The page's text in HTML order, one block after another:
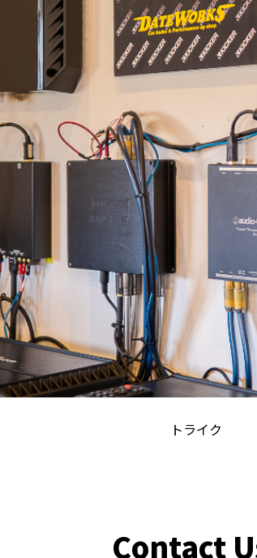
トップページ
サービスメニュー
ショップ情報
お知
お問い合わせ
トライク